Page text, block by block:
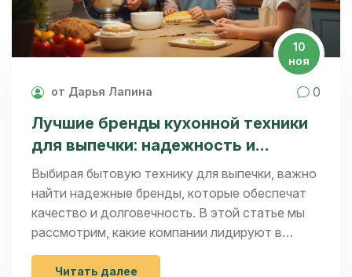
10
ноя
от Дарья Лапина 0
Лучшие бренды кухонной техники
для выпечки: надежность и
качество
Выбирая бытовую технику для выпечки, важно
найти надежные бренды, которые обеспечат
качество и долговечность. В этой статье мы
рассмотрим, какие компании лидируют в
производстве надежной техники для кухни.
Изучим популярные модели, которые славятся
Читать далее